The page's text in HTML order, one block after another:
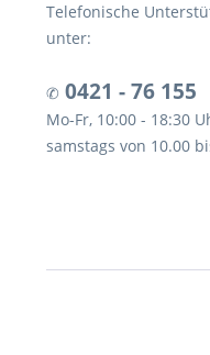
Telefonische
unter:
✆ 0421 - 76 155
Mo-Fr, 10:00 - 18:30
samstags von 10.00